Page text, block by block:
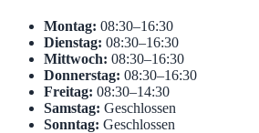
Montag: 08:30–16:30
Dienstag: 08:30–16:30
Mittwoch: 08:30–16:30
Donnerstag: 08:30–16:30
Freitag: 08:30–14:30
Samstag: Geschlossen
Sonntag: Geschlossen